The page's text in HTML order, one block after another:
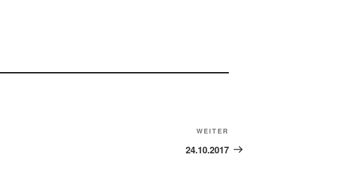
Beitrag
WEITER
24.10.2017